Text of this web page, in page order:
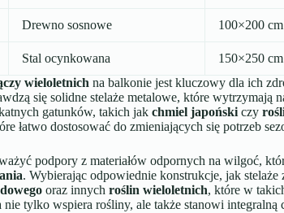
Drewno sosnowe 100×200 cm
Stal ocynkowana 150×250 cm
wieloletnich na balkonie jest kluczowy dla ich
się solidne stelaże metalowe, które wytrzymają
gatunków, takich jak chmiel japońskiczy
łatwo dostosować do zmieniających się potrzeb
podpory z materiałów odpornych na wilgoć,
. Wybierając odpowiednie konstrukcje, jak
oraz innych roślin wieloletnich, które w
tylko wspiera rośliny, ale także stanowi integralną